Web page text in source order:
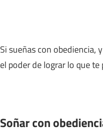
Si sueñas con obediencia,
el poder de lograr lo que
Soñar con